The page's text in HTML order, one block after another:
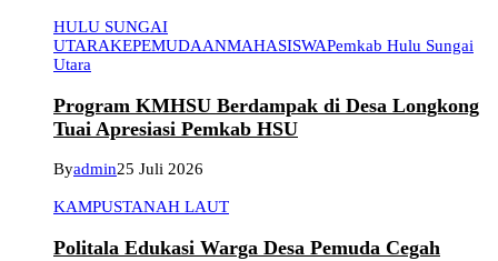
HULU SUNGAI
UTARAKEPEMUDAANMAHASISWAPemkab Hulu Sungai
Utara
Program KMHSU Berdampak di Desa Longkong
Tuai Apresiasi Pemkab HSU
Byadmin25 Juli 2026
KAMPUSTANAH LAUT
Politala Edukasi Warga Desa Pemuda Cegah